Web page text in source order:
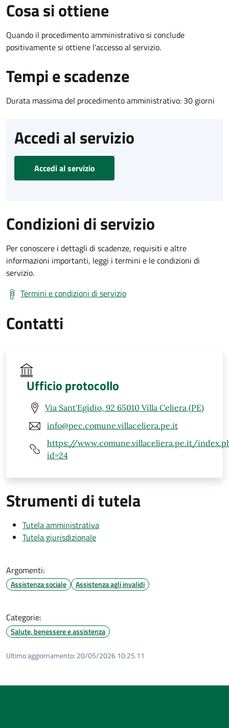
Cosa si ottiene
Quando il procedimento amministrativo si conclude
positivamente si ottiene l'accesso al servizio.
Tempi e scadenze
Durata massima del procedimento amministrativo: 30 giorni
Accedi al servizio
Accedi al servizio
Condizioni di servizio
Per conoscere i dettagli di scadenze, requisiti e altre
informazioni importanti, leggi i termini e le condizioni di
servizio.
Termini e condizioni di servizio
Contatti
Ufficio protocollo
Via Sant'Egidio, 92 65010 Villa Celiera (PE)
info@pec.comune.villaceliera.pe.it
https://www.comune.villaceliera.pe.it/
id=24
Strumenti di tutela
Tutela amministrativa
Tutela giurisdizionale
Argomenti:
Assistenza sociale Assistenza agli invalidi
Categorie:
Salute, benessere e assistenza
Ultimo aggiornamento: 20/05/2026 10:25.11